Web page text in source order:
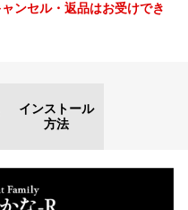
ンセル・返品はお受けでき
インストール
方法